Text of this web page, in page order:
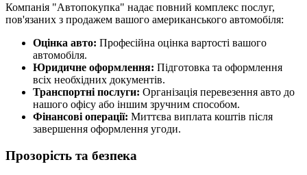
Компанія "Автопокупка" надає повний комплекс послуг,
пов'язаних з продажем вашого американського автомобіля:
Оцінка авто: Професійна оцінка вартості вашого
автомобіля.
Юридичне оформлення: Підготовка та оформлення
всіх необхідних документів.
Транспортні послуги: Організація перевезення авто до
нашого офісу або іншим зручним способом.
Фінансові операції: Миттєва виплата коштів після
завершення оформлення угоди.
Прозорість та безпека